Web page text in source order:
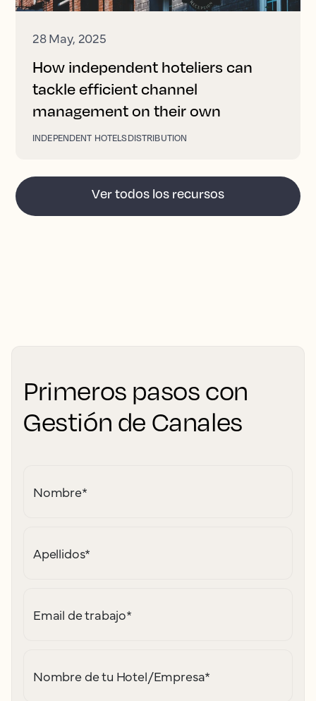
28 May, 2025
How independent hoteliers can
tackle efficient channel
management on their own
INDEPENDENT HOTELSDISTRIBUTION
Ver todos los recursos
Primeros pasos con
Gestión de Canales
Nombre*
Apellidos*
Email de trabajo*
Nombre de tu Hotel/Empresa*